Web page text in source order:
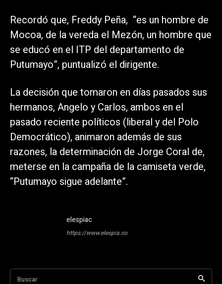
Recordó que, Freddy Peña, “es un hombre de
Mocoa, de la vereda el Mezón, un hombre que
se educó en el ITP del departamento de
Putumayo”, puntualizó el dirigente.
La decisión que tomaron en días pasados sus
hermanos, Angelo y Carlos, ambos en el
pasado reciente políticos (liberal y del Polo
Democrático), animaron además de sus
razones, la determinación de Jorge Coral de,
meterse en la campaña de la camiseta verde,
“Putumayo sigue adelante”.
elespiac
https://www.elespia.co
Buscar